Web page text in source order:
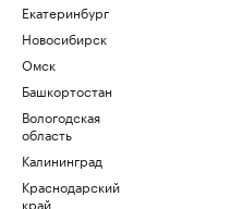
Екатеринбург
Новосибирск
Омск
Башкортостан
Вологодская
область
Калининград
Краснодарский
край